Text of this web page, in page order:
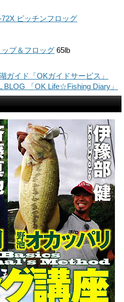
ピッチンフロッグ
プ＆フロッグ 65lb
ガイド「OKガイドサービス」
BLOG 「OK Life☆Fishing Diary」